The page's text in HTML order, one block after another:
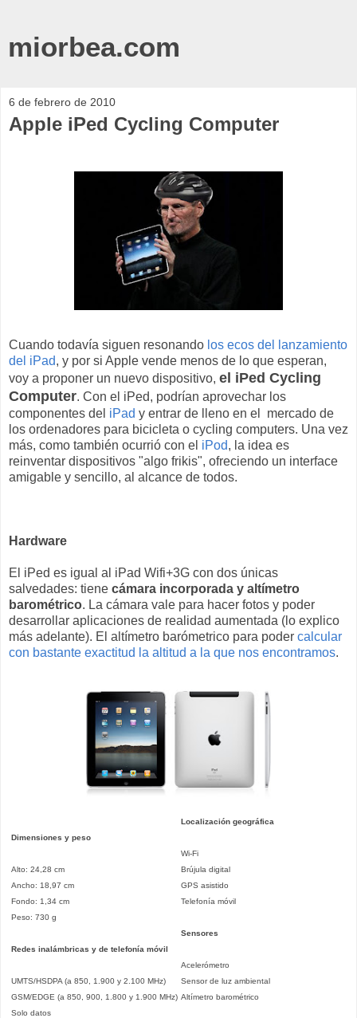
miorbea.com
6 de febrero de 2010
Apple iPed Cycling Computer
Cuando todavía siguen resonando los ecos del lanzamiento
del iPad, y por si Apple vende menos de lo que esperan,
voy a proponer un nuevo dispositivo, el iPed Cycling
Computer. Con el iPed, podrían aprovechar los
componentes del iPad y entrar de lleno en el mercado de
los ordenadores para bicicleta o cycling computers. Una vez
más, como también ocurrió con el iPod, la idea es
reinventar dispositivos "algo frikis", ofreciendo un interface
amigable y sencillo, al alcance de todos.
Hardware
El iPed es igual al iPad Wifi+3G con dos únicas
salvedades: tiene cámara incorporada y altímetro
barométrico. La cámara vale para hacer fotos y poder
desarrollar aplicaciones de realidad aumentada (lo explico
más adelante). El altímetro barómetrico para poder calcular
con bastante exactitud la altitud a la que nos encontramos.
Dimensiones y peso
Alto: 24,28 cm
Ancho: 18,97 cm
Fondo: 1,34 cm
Peso: 730 g
Redes inalámbricas y de telefonía móvil
UMTS/HSDPA (a 850, 1.900 y 2.100 MHz)
GSM/EDGE (a 850, 900, 1.800 y 1.900 MHz)
Solo datos
Localización geográfica
Wi-Fi
Brújula digital
GPS asistido
Telefonía móvil
Sensores
Acelerómetro
Sensor de luz ambiental
Altímetro barométrico